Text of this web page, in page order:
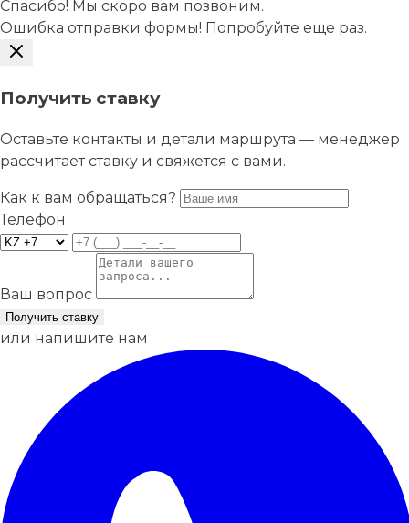
Спасибо! Мы скоро вам позвоним.
Ошибка отправки формы! Попробуйте еще раз.
Получить ставку
Оставьте контакты и детали маршрута — менеджер
рассчитает ставку и свяжется с вами.
Как к вам обращаться?
Телефон
Ваш вопрос
Получить ставку
или напишите нам